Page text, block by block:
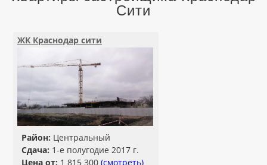
ВСЕ НОВОСТРОЙКИ
КАРТА НОВОСТРОЕК
ЗАСТРОЙЩИКИ
ВСЕ КОТТЕДЖНЫЕ ПОСЕЛКИ
Сити
ЖК Краснодар сити
Район: Центральный
Сдача: 1-е полугодие 2017 г.
Цена от: 1 815 300 (смотреть)